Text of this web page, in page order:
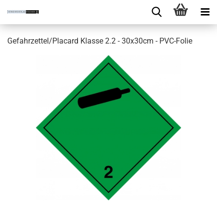
Gefahrzettel/Placard Klasse 2.2 - 30x30cm - PVC-Folie